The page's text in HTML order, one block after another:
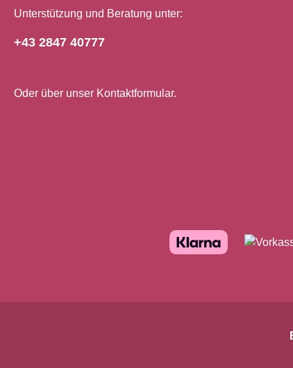
Unterstützung und Beratung unter:
+43 2847 40777
Oder über unser Kontaktformular.